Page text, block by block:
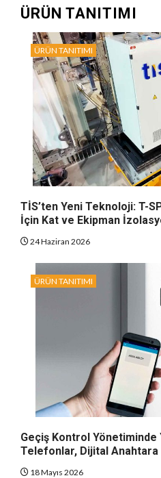
ÜRÜN TANITIMI
ÜRÜN TANITIMI
TİS’ten Yeni Teknoloji: T-
İçin Kat ve Ekipman
24 Haziran 2026
ÜRÜN TANITIMI
Geçiş Kontrol Yönetiminde
Telefonlar, Dijital Anahtara
18 Mayıs 2026